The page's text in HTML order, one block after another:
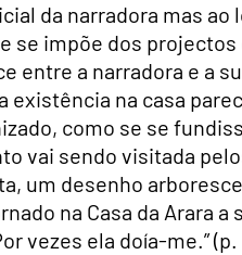
da narradora mas
se impõe dos
entre a narradora e a
existência na casa
como se se
vai sendo visitada
um desenho
na Casa da Arara a
vezes ela doía-me.” (p.